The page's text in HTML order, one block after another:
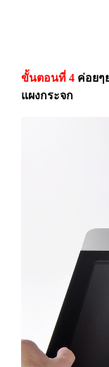
ขั้นตอนที่ 4 ค่อยๆ
แผงกระจก